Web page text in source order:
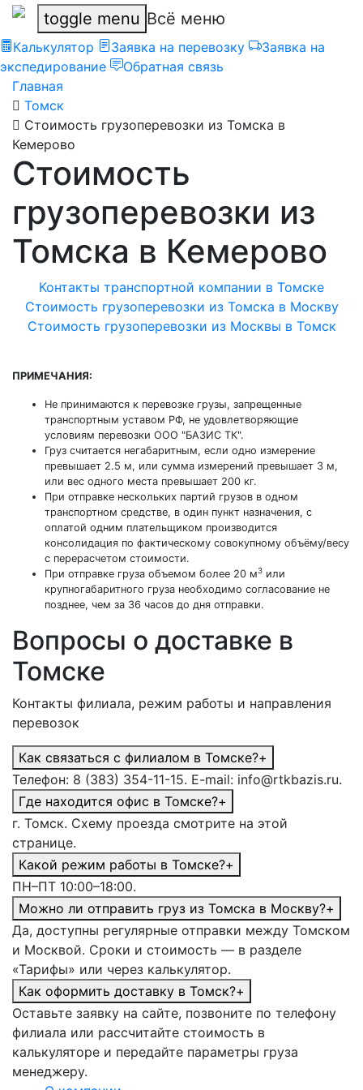
toggle menu Всё меню
Калькулятор Заявка на перевозку
Заявка на
экспедирование
Обратная связь
Главная
Томск
Стоимость грузоперевозки из Томска в
Кемерово
Стоимость
грузоперевозки из
Томска в Кемерово
Контакты транспортной компании в Томске
Стоимость грузоперевозки из Томска в Москву
Стоимость грузоперевозки из Москвы в Томск
ПРИМЕЧАНИЯ:
Не принимаются к перевозке грузы, запрещенные
транспортным уставом РФ, не удовлетворяющие
условиям перевозки ООО "БАЗИС ТК".
Груз считается негабаритным, если одно измерение
превышает 2.5 м, или сумма измерений превышает 3 м,
или вес одного места превышает 200 кг.
При отправке нескольких партий грузов в одном
транспортном средстве, в один пункт назначения, с
оплатой одним плательщиком производится
консолидация по фактическому совокупному объёму/весу
с перерасчетом стоимости.
При отправке груза объемом более 20 м3 или
крупногабаритного груза необходимо согласование не
позднее, чем за 36 часов до дня отправки.
Вопросы о доставке в
Томске
Контакты филиала, режим работы и направления
перевозок
Как связаться с филиалом в Томске?+
Телефон: 8 (383) 354-11-15. E-mail: info@rtkbazis.ru.
Где находится офис в Томске?+
г. Томск. Схему проезда смотрите на этой
странице.
Какой режим работы в Томске?+
ПН–ПТ 10:00–18:00.
Можно ли отправить груз из Томска в Москву?+
Да, доступны регулярные отправки между Томском
и Москвой. Сроки и стоимость — в разделе
«Тарифы» или через калькулятор.
Как оформить доставку в Томск?+
Оставьте заявку на сайте, позвоните по телефону
филиала или рассчитайте стоимость в
калькуляторе и передайте параметры груза
менеджеру.